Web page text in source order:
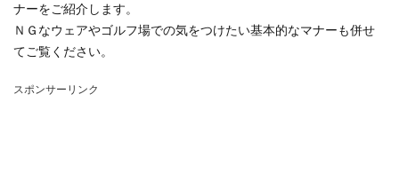
ナーをご紹介します。
ＮＧなウェアやゴルフ場での気をつけたい基本的なマナーも併せ
てご覧ください。
スポンサーリンク